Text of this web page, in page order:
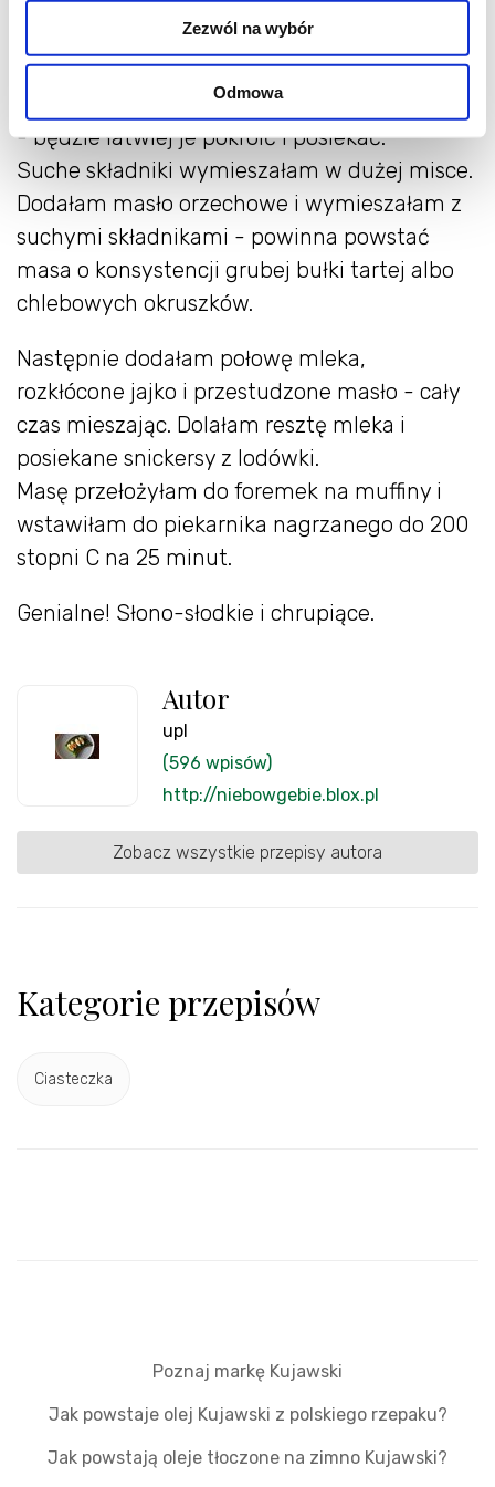
Zezwól na wybór
Odmowa
3 posiekane batoniki snickers
Batoniki najlepiej dobrze schłodzić w lodówce
- będzie łatwiej je pokroić i posiekać.
Suche składniki wymieszałam w dużej misce.
Dodałam masło orzechowe i wymieszałam z
suchymi składnikami - powinna powstać
masa o konsystencji grubej bułki tartej albo
chlebowych okruszków.
Następnie dodałam połowę mleka,
rozkłócone jajko i przestudzone masło - cały
czas mieszając. Dolałam resztę mleka i
posiekane snickersy z lodówki.
Masę przełożyłam do foremek na muffiny i
wstawiłam do piekarnika nagrzanego do 200
stopni C na 25 minut.
Genialne! Słono-słodkie i chrupiące.
Autor
upl
(596 wpisów)
http://niebowgebie.blox.pl
Zobacz wszystkie przepisy autora
Kategorie przepisów
Ciasteczka
Poznaj markę Kujawski
Jak powstaje olej Kujawski z polskiego rzepaku?
Jak powstają oleje tłoczone na zimno Kujawski?